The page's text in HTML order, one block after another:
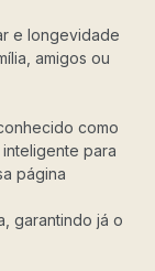
e longevidade
amigos ou
como
inteligente para
página
garantindo já o